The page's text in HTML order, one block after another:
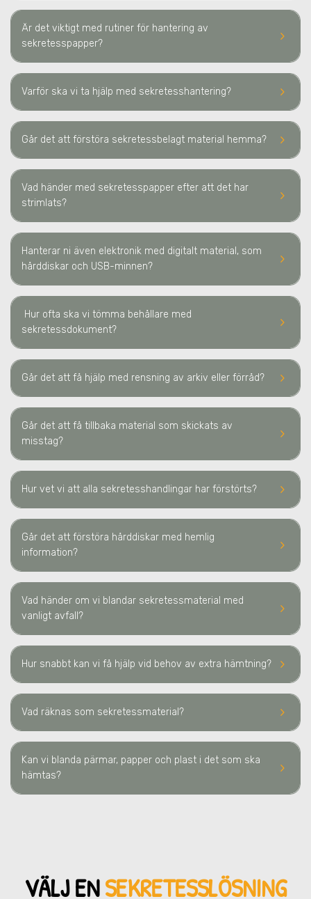
keyboard_arrow_right
Är det viktigt med rutiner för hantering av
sekretesspapper?
keyboard_arrow_right
Varför ska vi ta hjälp med sekretesshantering?
keyboard_arrow_right
Går det att förstöra sekretessbelagt material hemma?
keyboard_arrow_right
Vad händer med sekretesspapper efter att det har
strimlats?
keyboard_arrow_right
Hanterar ni även elektronik med digitalt material, som
hårddiskar och USB-minnen?
keyboard_arrow_right
Hur ofta ska vi tömma behållare med
sekretessdokument?
keyboard_arrow_right
Går det att få hjälp med rensning av arkiv eller förråd?
keyboard_arrow_right
Går det att få tillbaka material som skickats av
misstag?
keyboard_arrow_right
Hur vet vi att alla sekretesshandlingar har förstörts?
keyboard_arrow_right
Går det att förstöra hårddiskar med hemlig
information?
keyboard_arrow_right
Vad händer om vi blandar sekretessmaterial med
vanligt avfall?
keyboard_arrow_right
Hur snabbt kan vi få hjälp vid behov av extra hämtning?
keyboard_arrow_right
Vad räknas som sekretessmaterial?
keyboard_arrow_right
Kan vi blanda pärmar, papper och plast i det som ska
hämtas?
VÄLJ ENSEKRETESSLÖSNING